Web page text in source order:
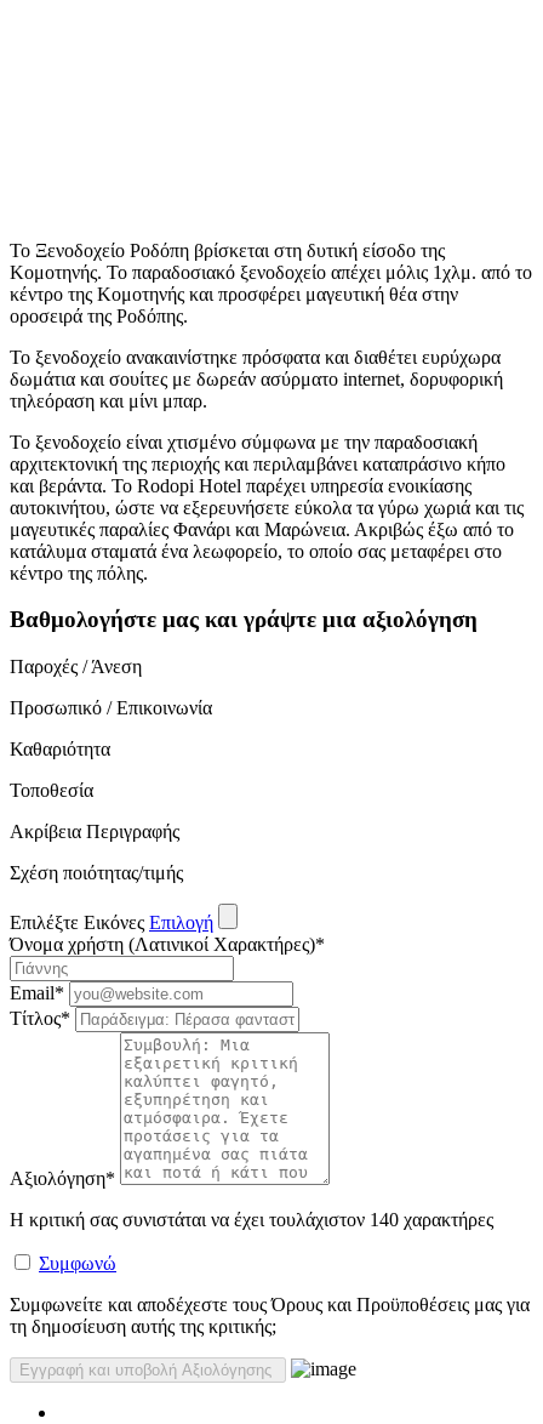
Το Ξενοδοχείο Ροδόπη βρίσκεται στη δυτική είσοδο της
Κομοτηνής. Το παραδοσιακό ξενοδοχείο απέχει μόλις 1χλμ. από το
κέντρο της Κομοτηνής και προσφέρει μαγευτική θέα στην
οροσειρά της Ροδόπης.
Το ξενοδοχείο ανακαινίστηκε πρόσφατα και διαθέτει ευρύχωρα
δωμάτια και σουίτες με δωρεάν ασύρματο internet, δορυφορική
τηλεόραση και μίνι μπαρ.
Το ξενοδοχείο είναι χτισμένο σύμφωνα με την παραδοσιακή
αρχιτεκτονική της περιοχής και περιλαμβάνει καταπράσινο κήπο
και βεράντα. Το Rodopi Hotel παρέχει υπηρεσία ενοικίασης
αυτοκινήτου, ώστε να εξερευνήσετε εύκολα τα γύρω χωριά και τις
μαγευτικές παραλίες Φανάρι και Μαρώνεια. Ακριβώς έξω από το
κατάλυμα σταματά ένα λεωφορείο, το οποίο σας μεταφέρει στο
κέντρο της πόλης.
Βαθμολογήστε μας και γράψτε μια αξιολόγηση
Παροχές / Άνεση
Προσωπικό / Επικοινωνία
Καθαριότητα
Τοποθεσία
Ακρίβεια Περιγραφής
Σχέση ποιότητας/τιμής
Επιλέξτε Εικόνες Επιλογή
Όνομα χρήστη (Λατινικοί Χαρακτήρες)*
Email*
Τίτλος*
Αξιολόγηση*
Η κριτική σας συνιστάται να έχει τουλάχιστον 140 χαρακτήρες
Συμφωνώ
Συμφωνείτε και αποδέχεστε τους Όρους και Προϋποθέσεις μας για
τη δημοσίευση αυτής της κριτικής;